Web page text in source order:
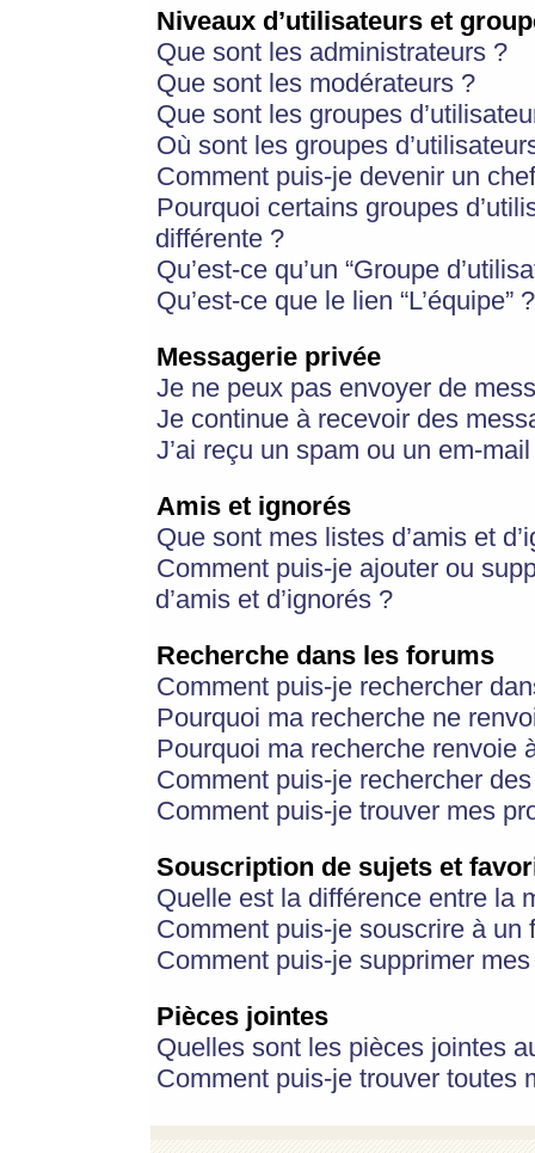
Niveaux d’utilisateurs et
Que sont les administrateurs ?
Que sont les modérateurs ?
Que sont les groupes
Où sont les groupes
Comment puis-je devenir un
Pourquoi certains groupes
différente ?
Qu’est-ce qu’un “Groupe
Qu’est-ce que le lien “L’équipe” ?
Messagerie privée
Je ne peux pas envoyer de
Je continue à recevoir des
J’ai reçu un spam ou un em-
Amis et ignorés
Que sont mes listes d’amis et
Comment puis-je ajouter ou
d’amis et d’ignorés ?
Recherche dans les forums
Comment puis-je rechercher
Pourquoi ma recherche ne
Pourquoi ma recherche renvoie
Comment puis-je rechercher
Comment puis-je trouver mes
Souscription de sujets et
Quelle est la différence entre la
Comment puis-je souscrire à
Comment puis-je supprimer
Pièces jointes
Quelles sont les pièces jointes
Comment puis-je trouver toutes